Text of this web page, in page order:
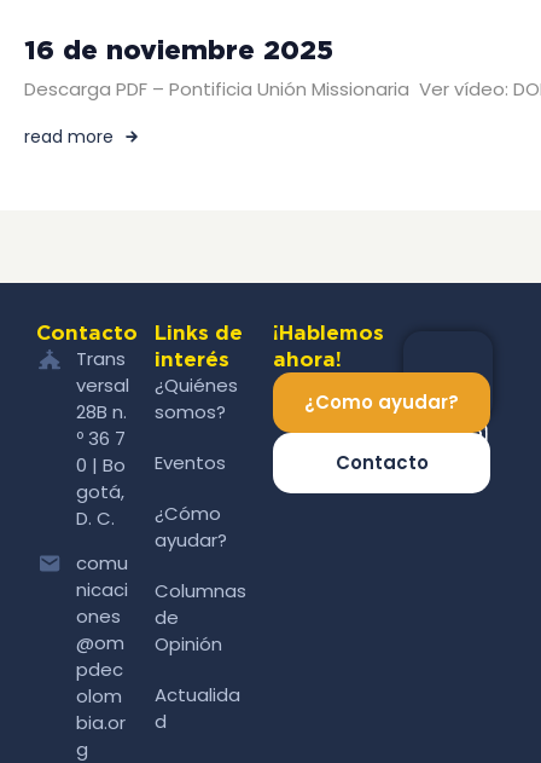
16 de noviembre 2025
Descarga PDF – Pontificia Unión Missionaria Ver vídeo:
read more
Contacto
Trans
versal
28B n.
º 36 7
0 | Bo
gotá,
D. C.
comu
nicaci
ones
@om
pdec
olom
bia.or
g
Links de
interés
¿Quiénes
somos?
Eventos
¿Cómo
ayudar?
Columnas
de
Opinión
Actualida
d
¡Hablemos
ahora!
¿Como ayudar?
Contacto